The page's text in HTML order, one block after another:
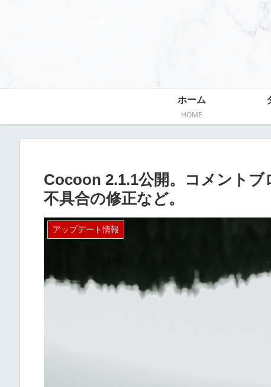
ホーム
HOME
Cocoon 2.1.1公開。コメント
不具合の修正など。
アップデート情報